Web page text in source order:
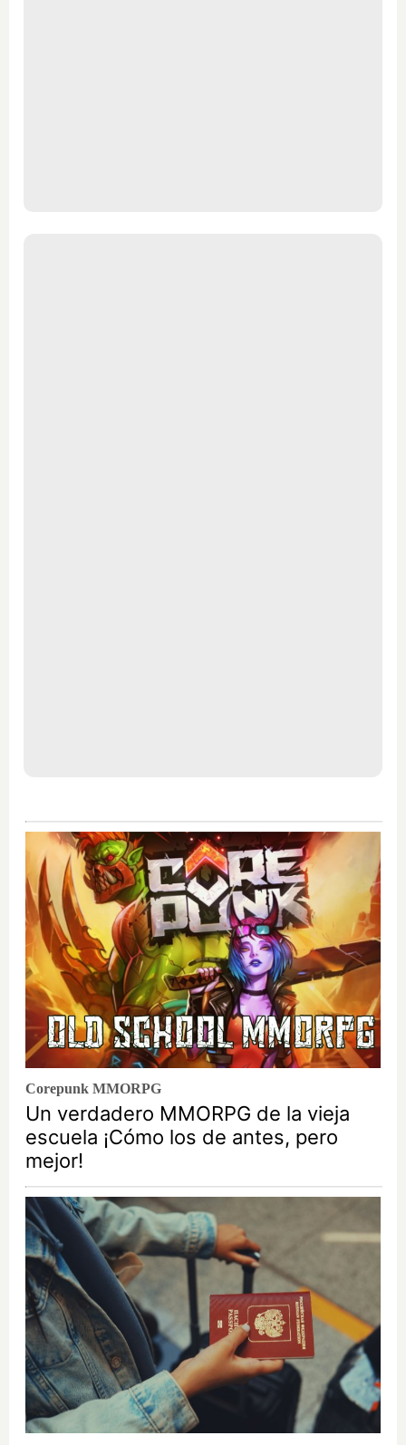
Corepunk MMORPG
Un verdadero MMORPG de la vieja
escuela ¡Cómo los de antes, pero
mejor!